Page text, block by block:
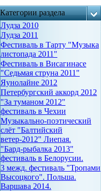
Категории раздела
Лудза 2010
Лудза 2011
Фестиваль в Тарту "Музыка
листопада 2011"
Фестиваль в Висагинасе
"Седьмая струна 2011"
Яунолайне 2012
Петербургский аккорд 2012
"За туманом 2012"
фестиваль в Чехии
Музыкально-поэтический
слёт "Балтийский
ветер-2012" Лиепая.
"Бард-рыбалка 2013"
фестиваль в Белорусии.
3 межд. фестиваль "Тропами
Высоцкого". Польша.
Варшава 2014.